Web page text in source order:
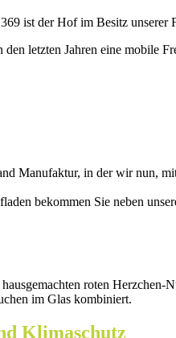
ist der Hof im Besitz unserer
letzten Jahren eine mobile
Manufaktur, in der wir nun,
bekommen Sie neben
roten
im Glas kombiniert.
Klimaschutz